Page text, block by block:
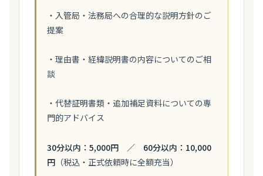
・入管局・法務局への合理的な説明方針のご
提案
・理由書・経緯説明書の内容についてのご相
談
・代替証明書類・追加補足資料についての専
門的アドバイス
30分以内：5,000円 ／ 60分以内：10,000
円 （税込・正式依頼時に全額充当）